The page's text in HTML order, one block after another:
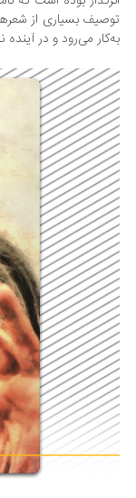
به‌کار می‌رود و در آینده